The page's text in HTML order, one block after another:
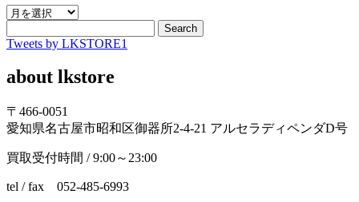
ア
カ
ブ
Search
Tweets by LKSTORE1
about lkstore
〒466-0051
愛知県名古屋市昭和区御器所2-4-21 アルセラディペンダD号
買取受付時間 / 9:00～23:00
tel / fax 052-485-6993